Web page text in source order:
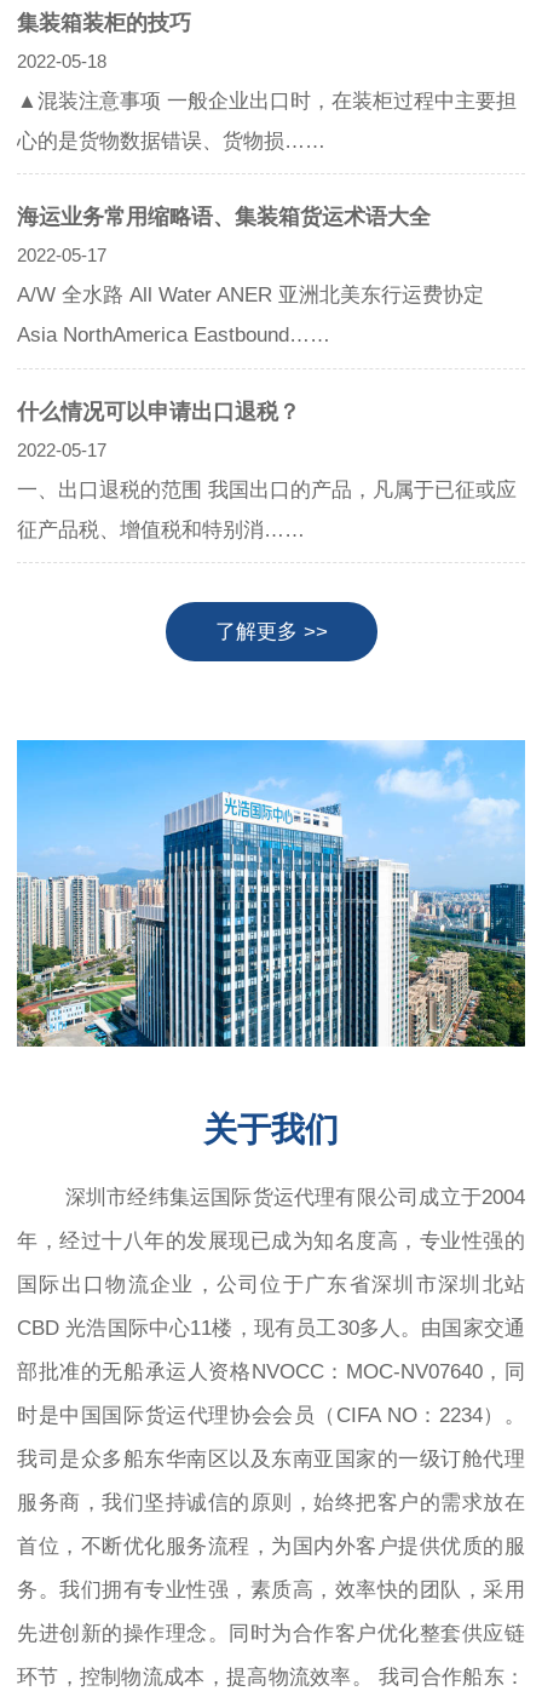
集装箱装柜的技巧
2022-05-18
▲混装注意事项 一般企业出口时，在装柜过程中主要担
心的是货物数据错误、货物损……
海运业务常用缩略语、集装箱货运术语大全
2022-05-17
A/W 全水路 All Water ANER 亚洲北美东行运费协定
Asia NorthAmerica Eastbound……
什么情况可以申请出口退税？
2022-05-17
一、出口退税的范围 我国出口的产品，凡属于已征或应
征产品税、增值税和特别消……
了解更多 >>
关于我们
深圳市经纬集运国际货运代理有限公司成立于2004
年，经过十八年的发展现已成为知名度高，专业性强的
国际出口物流企业，公司位于广东省深圳市深圳北站
CBD 光浩国际中心11楼，现有员工30多人。由国家交通
部批准的无船承运人资格NVOCC：MOC-NV07640，同
时是中国国际货运代理协会会员（CIFA NO：2234）。
我司是众多船东华南区以及东南亚国家的一级订舱代理
服务商，我们坚持诚信的原则，始终把客户的需求放在
首位，不断优化服务流程，为国内外客户提供优质的服
务。我们拥有专业性强，素质高，效率快的团队，采用
先进创新的操作理念。同时为合作客户优化整套供应链
环节，控制物流成本，提高物流效率。 我司合作船东：